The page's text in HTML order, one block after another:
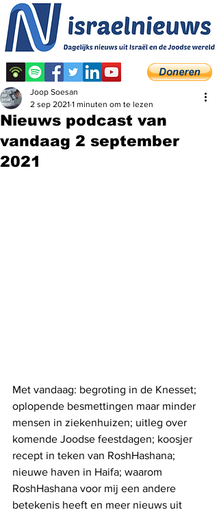
Nieuws podcast van
vandaag 2 september
2021
Joop Soesan
2 sep 2021 1 minuten om te lezen
Met vandaag: begroting in de Knesset;
oplopende besmettingen maar minder
mensen in ziekenhuizen; uitleg over
komende Joodse feestdagen; koosjer
recept in teken van RoshHashana;
nieuwe haven in Haifa; waarom
RoshHashana voor mij een andere
betekenis heeft en meer nieuws uit